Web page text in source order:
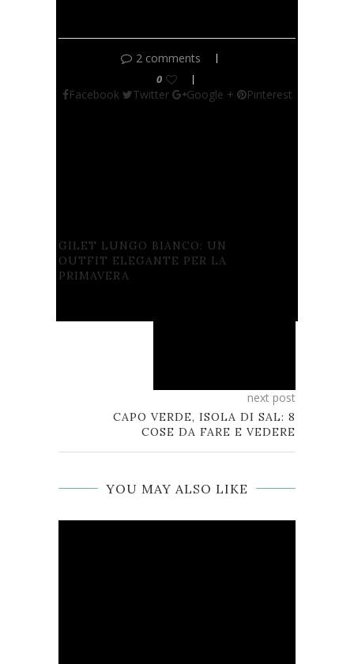
2 comments
0
Facebook Twitter Google + Pinterest
GILET LUNGO BIANCO: UN
OUTFIT ELEGANTE PER LA
PRIMAVERA
next post
CAPO VERDE, ISOLA DI SAL: 8
COSE DA FARE E VEDERE
YOU MAY ALSO LIKE